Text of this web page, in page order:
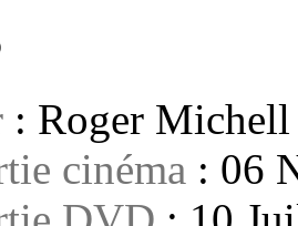
: Roger Michell
cinéma : 06